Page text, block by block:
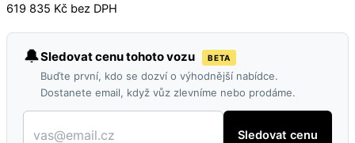
619 835 Kč bez DPH
🔔Sledovat cenu tohoto vozu BETA
Buďte první, kdo se dozví o výhodnější nabídce.
Dostanete email, když vůz zlevníme nebo prodáme.
Sledovat cenu